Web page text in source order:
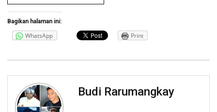
Bagikan halaman ini:
WhatsApp Print
Budi Rarumangkay